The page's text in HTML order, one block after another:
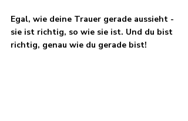
Egal, wie deine Trauer gerade aussieht -
sie ist richtig, so wie sie ist. Und du bist
richtig, genau wie du gerade bist!